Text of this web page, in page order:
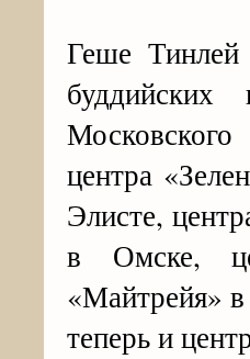
Геше Тинлей
центра
Элисте,
в Омске,
«Майтрейя»
теперь и